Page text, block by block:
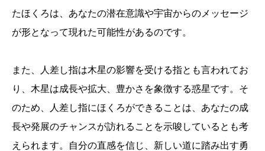
たほくろは、あなたの潜在意識や宇宙からのメッセージ
が形となって現れた可能性があるのです。
また、人差し指は木星の影響を受ける指とも言われてお
り、木星は成長や拡大、豊かさを象徴する惑星です。そ
のため、人差し指にほくろができることは、あなたの成
長や発展のチャンスが訪れることを示唆しているとも考
えられます。自分の直感を信じ、新しい道に踏み出す勇